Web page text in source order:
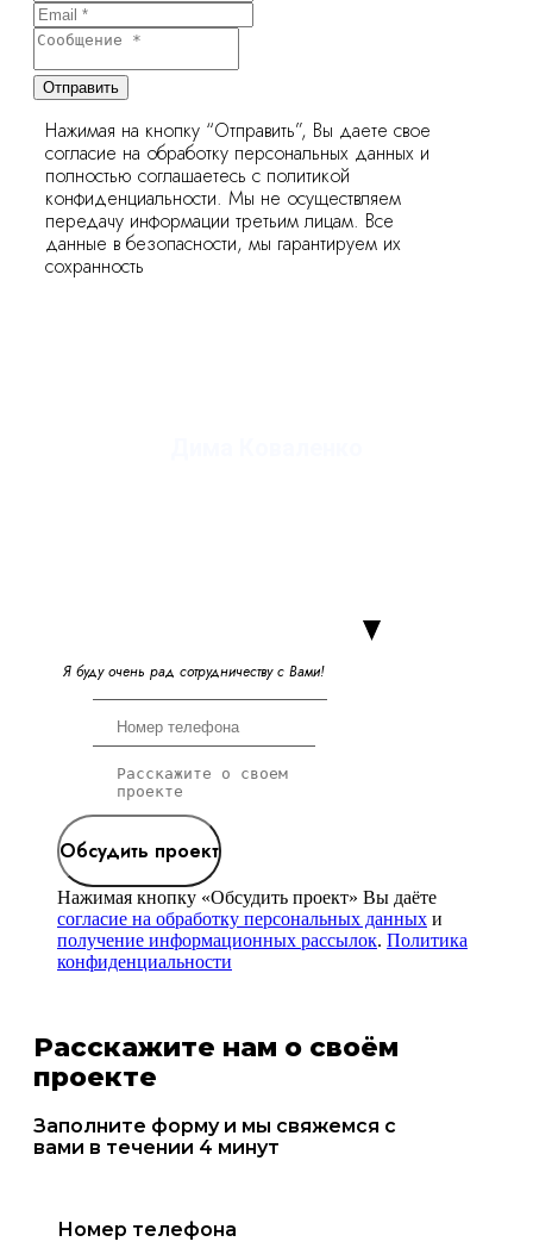
Отправить
Нажимая на кнопку “Отправить”, Вы даете свое
согласие на обработку персональных данных и
полностью соглашаетесь с политикой
конфиденциальности. Мы не осуществляем
передачу информации третьим лицам. Все
данные в безопасности, мы гарантируем их
сохранность
Я буду очень рад сотрудничеству с Вами!
Обсудить проект
Нажимая кнопку «Обсудить проект» Вы даёте
согласие на обработку персональных данных и
получение информационных рассылок. Политика
конфиденциальности
Расскажите нам о своём
проекте
Заполните форму и мы свяжемся с
вами в течении 4 минут